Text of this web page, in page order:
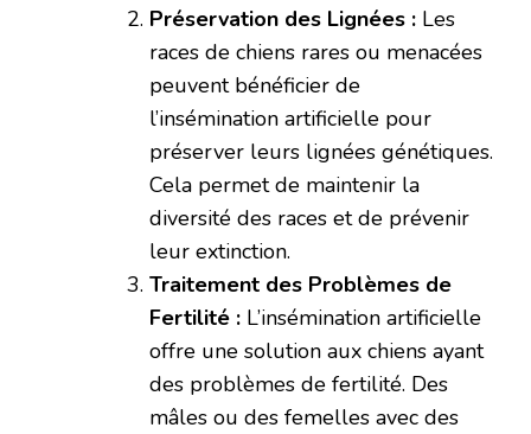
Préservation des Lignées : Les
races de chiens rares ou menacées
peuvent bénéficier de
l’insémination artificielle pour
préserver leurs lignées génétiques.
Cela permet de maintenir la
diversité des races et de prévenir
leur extinction.
Traitement des Problèmes de
Fertilité : L’insémination artificielle
offre une solution aux chiens ayant
des problèmes de fertilité. Des
mâles ou des femelles avec des